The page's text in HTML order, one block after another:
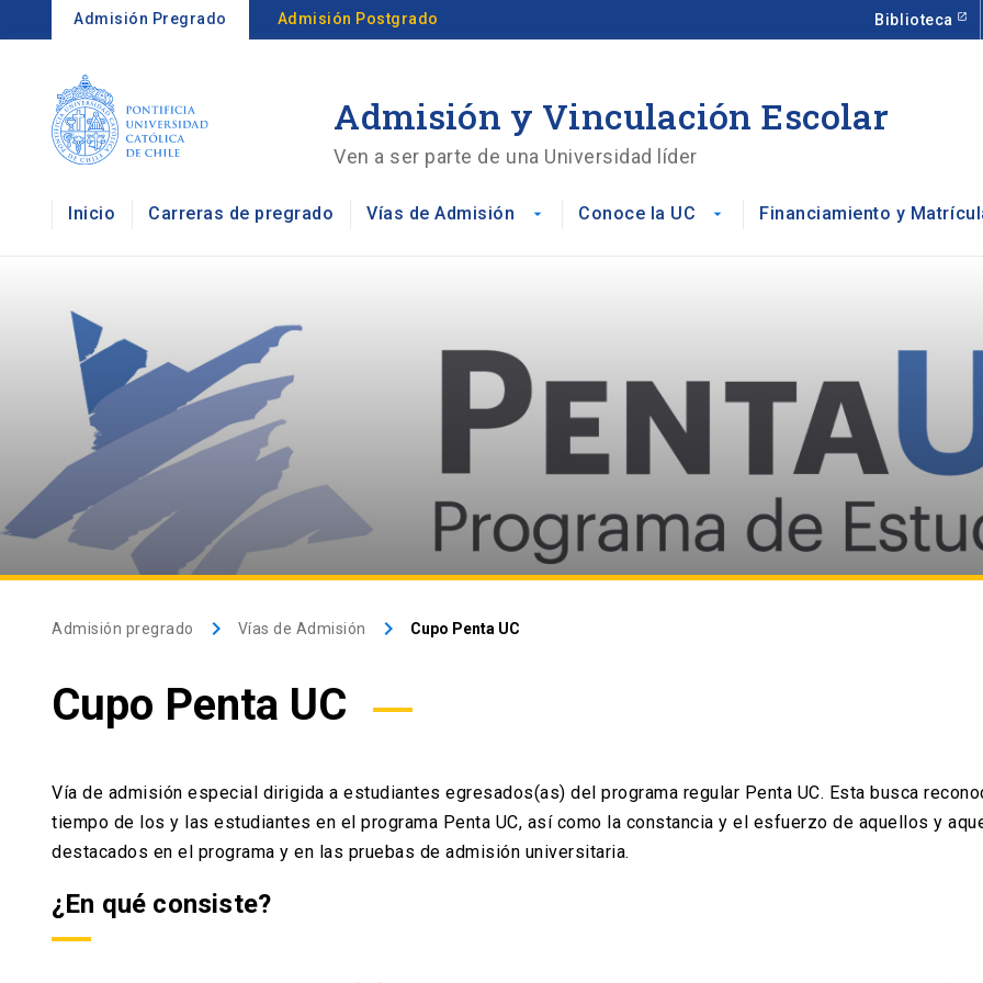
Admisión Pregrado Admisión Postgrado Biblioteca
Admisión y Vinculación Escolar
Ven a ser parte de una Universidad líder
Inicio Carreras de pregrado Vías de Admisión arrow_drop_down Conoce la UC arrow_drop_down Financiamiento y
Admisión pregrado keyboard_arrow_right Vías de Admisión keyboard_arrow_right Cupo Penta UC
Cupo Penta UC
Vía de admisión especial dirigida a estudiantes egresados(as) del programa regular Penta UC. Esta busca
tiempo de los y las estudiantes en el programa Penta UC, así como la constancia y el esfuerzo de aquellos y
destacados en el programa y en las pruebas de admisión universitaria.
¿En qué consiste?